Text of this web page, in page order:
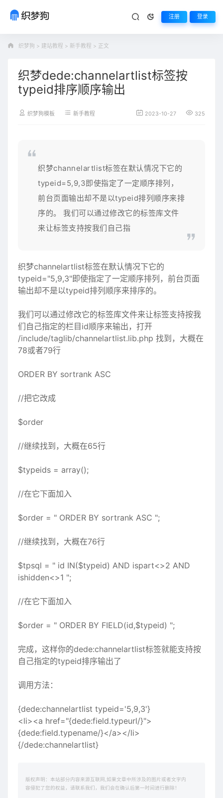
注册 登录
织梦狗 > 建站教程 > 新手教程 > 正文
织梦dede:channelartlist标签按
typeid排序顺序输出
织梦狗模板 新手教程 2023-10-27 325
织梦channelartlist标签在默认情况下它的
typeid=5,9,3即使指定了一定顺序排列，
前台页面输出却不是以typeid排列顺序来排
序的。 我们可以通过修改它的标签库文件
来让标签支持按我们自己指
织梦channelartlist标签在默认情况下它的
typeid="5,9,3"即使指定了一定顺序排列，前台页面
输出却不是以typeid排列顺序来排序的。
我们可以通过修改它的标签库文件来让标签支持按我
们自己指定的栏目id顺序来输出，打开
/include/taglib/channelartlist.lib.php 找到，大概在
78或者79行
ORDER BY sortrank ASC
//把它改成
$order
//继续找到，大概在65行
$typeids = array();
//在它下面加入
$order = " ORDER BY sortrank ASC ";
//继续找到，大概在76行
$tpsql = " id IN($typeid) AND ispart<>2 AND
ishidden<>1 ";
//在它下面加入
$order = " ORDER BY FIELD(id,$typeid) ";
完成，这样你的dede:channelartlist标签就能支持按
自己指定的typeid排序输出了
调用方法：
{dede:channelartlist typeid='5,9,3'}
<li><a href="{dede:field.typeurl/}">
{dede:field.typename/}</a></li>
{/dede:channelartlist}
版权声明：本站部分内容来源互联网,如果文章中所涉及的图片或者文字内
容侵犯了您的权益，请联系我们，我们会在确认后第一时间进行删除！